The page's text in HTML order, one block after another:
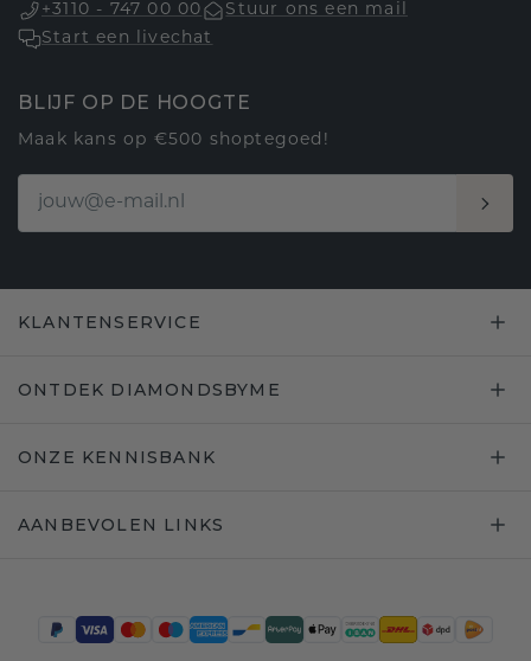
+3110 - 747 00 00
Stuur ons een mail
Start een livechat
BLIJF OP DE HOOGTE
Maak kans op €500 shoptegoed!
KLANTENSERVICE
ONTDEK DIAMONDSBYME
ONZE KENNISBANK
AANBEVOLEN LINKS